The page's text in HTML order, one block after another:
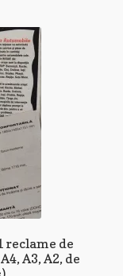
reclame de
A3, A2, de